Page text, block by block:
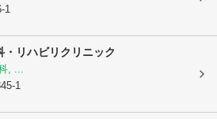
1
・リハビリクリニック
, ...
1